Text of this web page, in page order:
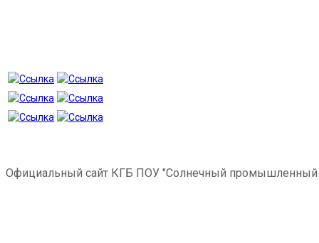
Официальный сайт КГБ ПОУ "Солнечный промышленный